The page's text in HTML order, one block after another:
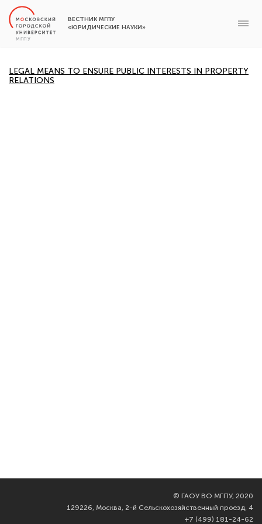
ВЕСТНИК МГПУ
«ЮРИДИЧЕСКИЕ НАУКИ»
LEGAL MEANS TO ENSURE PUBLIC INTERESTS IN PROPERTY
RELATIONS
© ГАОУ ВО МГПУ, 2020
129226, Москва, 2-й Сельскохозяйственный проезд, 4
+7 (499) 181-24-62